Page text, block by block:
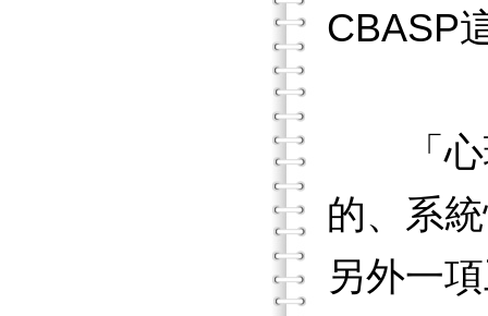
CBASP
「
的、系
另外一